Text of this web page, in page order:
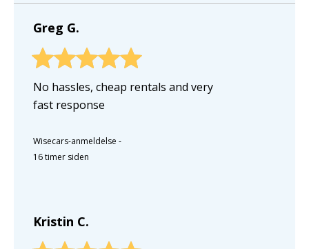
Greg G.
No hassles, cheap rentals and very
fast response
Wisecars-anmeldelse -
16 timer siden
Kristin C.